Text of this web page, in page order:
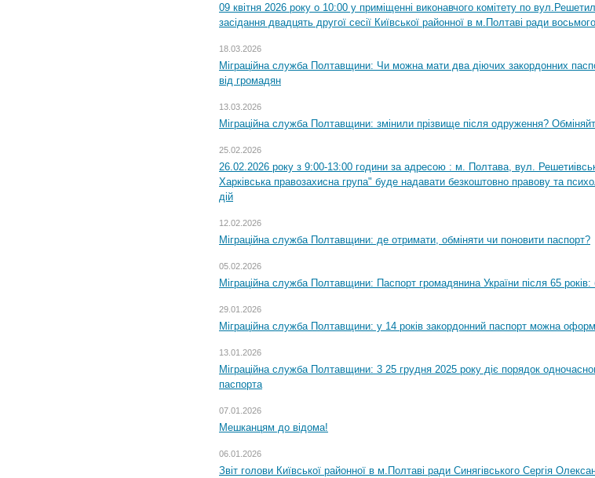
09 квітня 2026 року о 10:00 у приміщенні виконавчого комітету по
засідання двадцять другої сесії Київської районної в м.Полтаві ради
18.03.2026
Міграційна служба Полтавщини: Чи можна мати два діючих закордонних
від громадян
13.03.2026
Міграційна служба Полтавщини: змінили прізвище після одруження?
25.02.2026
26.02.2026 року з 9:00-13:00 години за адресою : м. Полтава, вул.
Харківська правозахисна група" буде надавати безкоштовно правову та
дій
12.02.2026
Міграційна служба Полтавщини: де отримати, обміняти чи поновити паспорт?
05.02.2026
Міграційна служба Полтавщини: Паспорт громадянина України після 65 років:
29.01.2026
Міграційна служба Полтавщини: у 14 років закордонний паспорт можна
13.01.2026
Міграційна служба Полтавщини: 3 25 грудня 2025 року діє порядок
паспорта
07.01.2026
Мешканцям до відома!
06.01.2026
Звіт голови Київської районної в м.Полтаві ради Синягівського Сергія